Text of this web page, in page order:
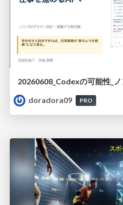
doradora09
PRO